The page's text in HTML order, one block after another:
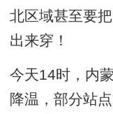
北区域甚至要
出来穿！
今天14时，内
降温，部分站